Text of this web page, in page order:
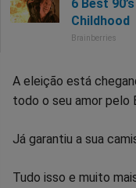
A eleição está
todo o seu amor pelo
Já garantiu a sua
Tudo isso e muito